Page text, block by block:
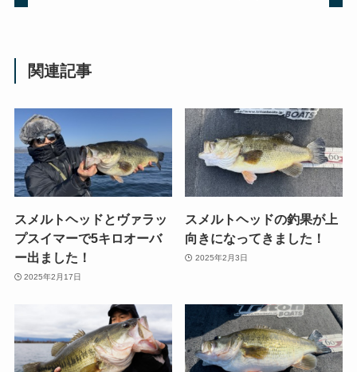
関連記事
スメルトヘッドとヴァラッ
プスイマーで5キロオーバ
ー出ました！
2025年2月17日
スメルトヘッドの釣果が上
向きになってきました！
2025年2月3日